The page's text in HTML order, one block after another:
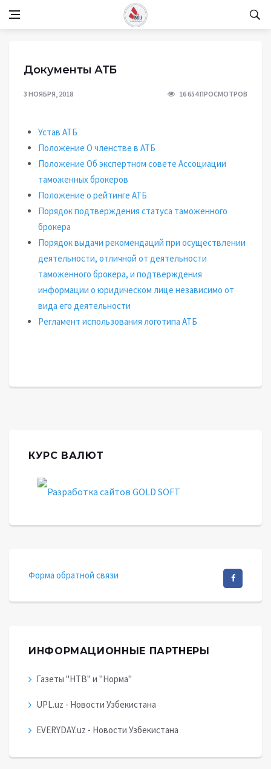
Документы АТБ
3 НОЯБРЯ, 2018 16 654 ПРОСМОТРОВ
Устав АТБ
Положение О членстве в АТБ
Положение Об экспертном совете Ассоциации
таможенных брокеров
Положение о рейтинге АТБ
Порядок подтверждения статуса таможенного
брокера
Порядок выдачи рекомендаций при осуществлении
деятельности, отличной от деятельности
таможенного брокера, и подтверждения
информации о юридическом лице независимо от
вида его деятельности
Регламент использования логотипа АТБ
КУРС ВАЛЮТ
Форма обратной связи
ИНФОРМАЦИОННЫЕ ПАРТНЕРЫ
Газеты "НТВ" и "Норма"
UPL.uz - Новости Узбекистана
EVERYDAY.uz - Новости Узбекистана